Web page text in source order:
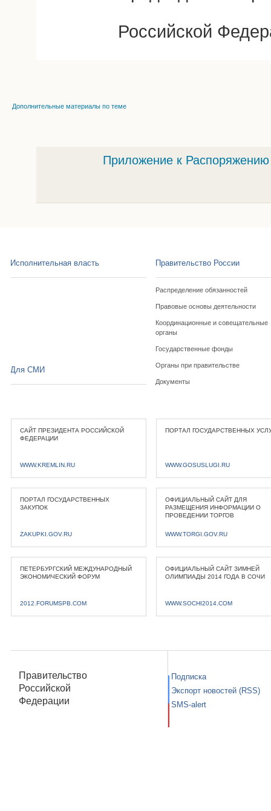
Российской
Дополнительные материалы по теме
Приложение к
Исполнительная власть Правительство России
Распределение обязанностей
Правовые основы деятельности
Координационные и совещательные
органы
Государственные фонды
Органы при правительстве
Документы
Для СМИ
САЙТ ПРЕЗИДЕНТА РОССИЙСКОЙ
ФЕДЕРАЦИИ
WWW.KREMLIN.RU
ПОРТАЛ ГОСУДАРСТВЕННЫХ
WWW.GOSUSLUGI.RU
ПОРТАЛ ГОСУДАРСТВЕННЫХ
ЗАКУПОК
ZAKUPKI.GOV.RU
ОФИЦИАЛЬНЫЙ САЙТ ДЛЯ
РАЗМЕЩЕНИЯ ИНФОРМАЦИИ О
ПРОВЕДЕНИИ ТОРГОВ
WWW.TORGI.GOV.RU
ПЕТЕРБУРГСКИЙ МЕЖДУНАРОДНЫЙ
ЭКОНОМИЧЕСКИЙ ФОРУМ
2012.FORUMSPB.COM
ОФИЦИАЛЬНЫЙ САЙТ ЗИМНЕЙ
ОЛИМПИАДЫ 2014 ГОДА В СОЧИ
WWW.SOCHI2014.COM
Правительство
Российской
Федерации
Подписка
Экспорт новостей (RSS)
SMS-alert